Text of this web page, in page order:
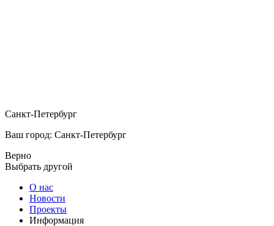
Санкт-Петербург
Ваш город: Санкт-Петербург
Верно
Выбрать другой
О нас
Новости
Проекты
Информация